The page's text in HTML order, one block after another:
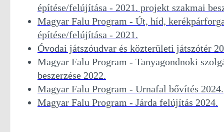
építése/felújítása - 2021. projekt szakmai
Magyar Falu Program - Út, híd,
építése/felújítása - 2021.
Óvodai játszóudvar és közterületi játszótér
Magyar Falu Program - Tanyagondnoki
beszerzése 2022.
Magyar Falu Program - Urnafal bővítés 2024.
Magyar Falu Program - Járda felújítás 2024.